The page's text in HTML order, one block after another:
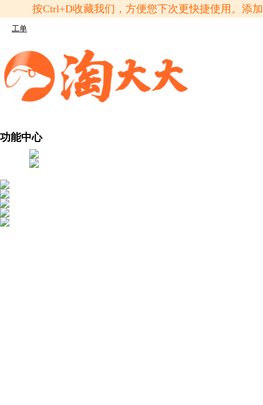
按Ctrl+D收藏我们，方便您下次更快捷使用。添
工单
功能中心